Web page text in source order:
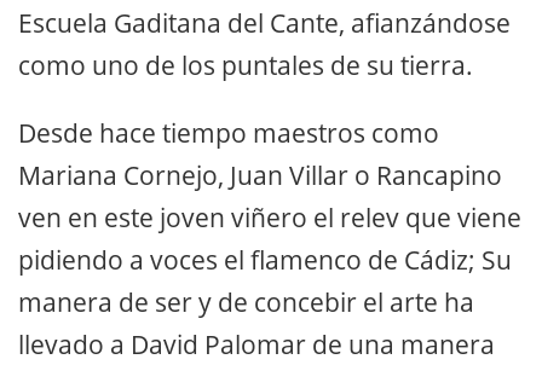
Escuela Gaditana del Cante, afianzándose
como uno de los puntales de su tierra.
Desde hace tiempo maestros como
Mariana Cornejo, Juan Villar o Rancapino
ven en este joven viñero el relev que viene
pidiendo a voces el flamenco de Cádiz; Su
manera de ser y de concebir el arte ha
llevado a David Palomar de una manera